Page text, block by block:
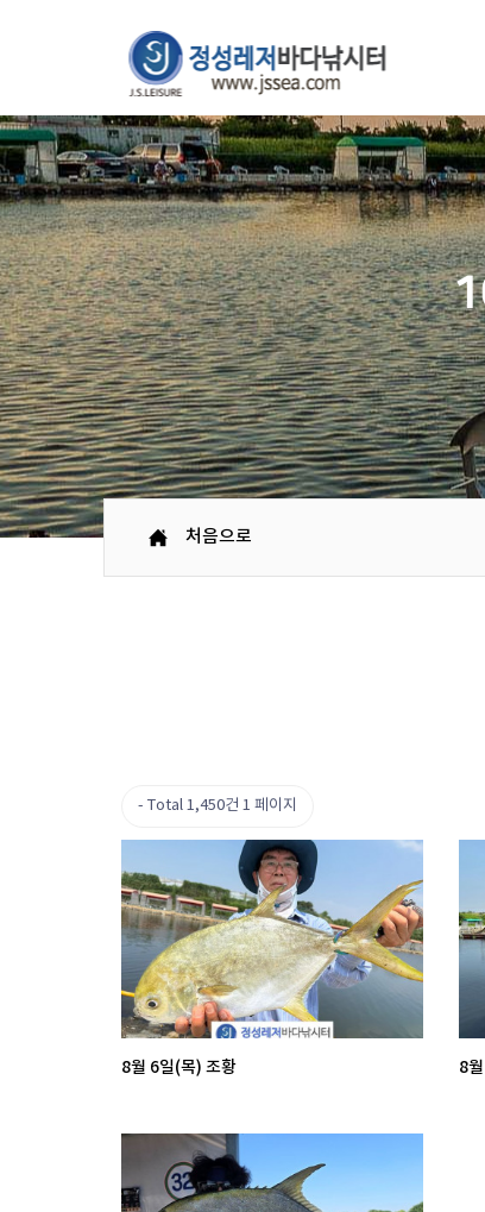
처음으로
Total 1,450건 1 페이지
8월 6일(목) 조황 8